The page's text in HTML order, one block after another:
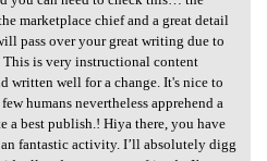
marketplace chief and a great detail
pass over your great writing due to
This is very instructional content
written well for a change. It's nice to
humans nevertheless apprehend a
a best publish.! Hiya there, you have
fantastic activity. I’ll absolutely digg